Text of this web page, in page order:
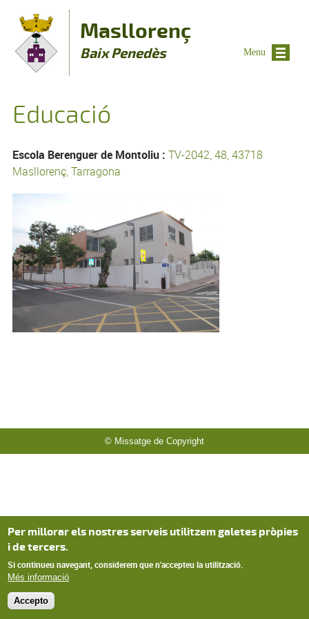
Masllorenç
Baix Penedès
Educació
Escola Berenguer de Montoliu : TV-2042, 48, 43718
Masllorenç, Tarragona
© Missatge de Copyright
Menu
Per millorar els nostres serveis utilitzem galetes pròpies
i de tercers.
Si continueu navegant, considerem que n'accepteu la utilització.
Més informació
Accepto